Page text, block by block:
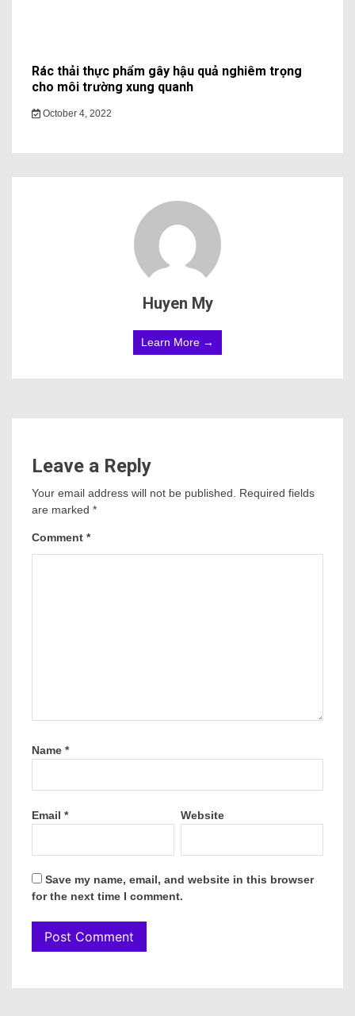
Rác thải thực phẩm gây hậu quả nghiêm trọng
cho môi trường xung quanh
October 4, 2022
Huyen My
Learn More →
Leave a Reply
Your email address will not be published. Required fields
are marked *
Comment *
Name *
Email * Website
Save my name, email, and website in this browser
for the next time I comment.